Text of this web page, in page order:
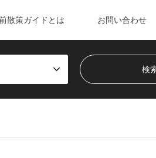
散策ガイドとは お問い合わせ